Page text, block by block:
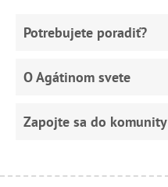
Potrebujete poradiť?
O Agátinom svete
Zapojte sa do komunity